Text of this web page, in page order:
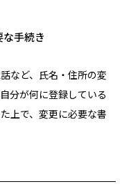
手続き
など、氏名・住所の変
分が何に登録している
上で、変更に必要な書